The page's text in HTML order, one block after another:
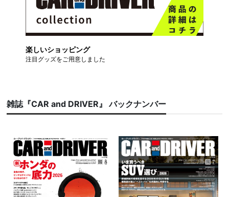
楽しいショッピング
注目グッズをご用意しました
雑誌『CAR and DRIVER』 バックナンバー